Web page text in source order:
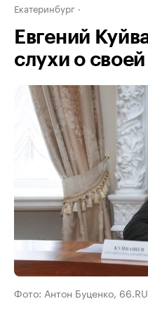
Екатеринбург
Евгений
слухи о
Фото: Антон Буценко, 66.RU